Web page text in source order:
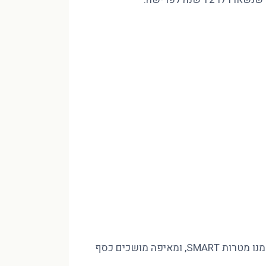
מינוס בהכנסה של 10,000 ₪ לא נסגר בחיסכון שאין לכם, אלא בסדר. פיטר הוד CFP מסביר איך בונים חזון לעשור, גוזרים ממנו מטרות SMART, ומאיפה מושכים כסף